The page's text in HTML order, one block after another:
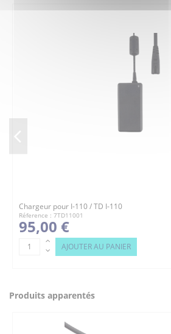
Chargeur pour I-110 / TD I-110
Réference : 7TD11001
95,00 €
AJOUTER AU PANIER
Produits apparentés